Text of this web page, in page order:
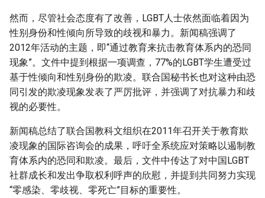
然而，尽管社会态度有了改善，LGBT人士依然面临着因为
性别身份和性倾向所导致的歧视和暴力。新闻稿强调了
2012年活动的主题，即“通过教育来抗击教育体系内的恐同
现象”。文件中提到根据一项调查，77%的LGBT学生遭受过
基于性倾向和性别身份的欺凌。联合国秘书长也对这种由恐
同引发的欺凌现象发表了严厉批评，并强调了对抗暴力和歧
视的必要性。
新闻稿总结了联合国教科文组织在2011年召开关于教育欺
凌现象的国际咨询会的成果，呼吁全系统应对策略以遏制教
育体系内的恐同和欺凌。最后，文件中传达了对中国LGBT
社群成长和发出争取权利呼声的欣慰，并提到共同努力实现
“零感染、零歧视、零死亡”目标的重要性。